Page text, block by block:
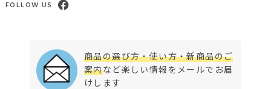
FOLLOW US
商品の選び方・使い方・新商品のご
案内など楽しい情報をメールでお届
けします